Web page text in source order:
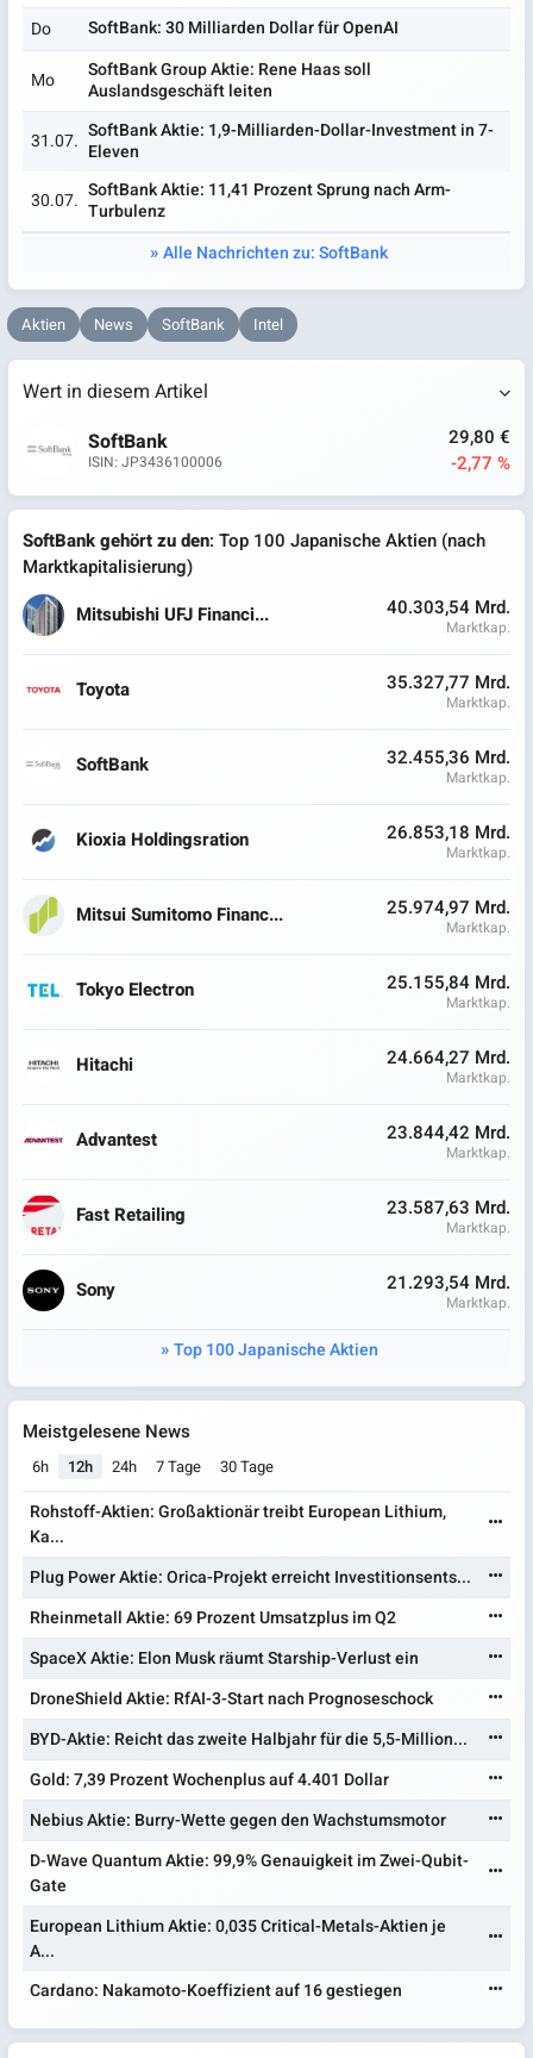
Do SoftBank: 30 Milliarden Dollar für OpenAI
Mo
SoftBank Group Aktie: Rene Haas soll
Auslandsgeschäft leiten
31.07. SoftBank Aktie: 1,9-Milliarden-Dollar-Investment in 7-
Eleven
30.07. SoftBank Aktie: 11,41 Prozent Sprung nach Arm-
Turbulenz
Alle Nachrichten zu: SoftBank
Aktien News SoftBank Intel
Wert in diesem Artikel
SoftBank
ISIN: JP3436100006
29,80 €
-2,77 %
SoftBank gehört zu den: Top 100 Japanische Aktien (nach
Marktkapitalisierung)
Mitsubishi UFJ Financi...
40.303,54 Mrd.
Marktkap.
Toyota 35.327,77 Mrd.
Marktkap.
SoftBank 32.455,36 Mrd.
Marktkap.
Kioxia Holdingsration 26.853,18 Mrd.
Marktkap.
Mitsui Sumitomo Financ... 25.974,97 Mrd.
Marktkap.
Tokyo Electron 25.155,84 Mrd.
Marktkap.
Hitachi 24.664,27 Mrd.
Marktkap.
Advantest 23.844,42 Mrd.
Marktkap.
Fast Retailing 23.587,63 Mrd.
Marktkap.
Sony 21.293,54 Mrd.
Marktkap.
Top 100 Japanische Aktien
Meistgelesene News
6h 12h 24h 7 Tage 30 Tage
Rohstoff-Aktien: Großaktionär treibt European Lithium,
Ka...
Plug Power Aktie: Orica-Projekt erreicht Investitionsents...
Rheinmetall Aktie: 69 Prozent Umsatzplus im Q2
SpaceX Aktie: Elon Musk räumt Starship-Verlust ein
DroneShield Aktie: RfAI-3-Start nach Prognoseschock
BYD-Aktie: Reicht das zweite Halbjahr für die 5,5-Million...
Gold: 7,39 Prozent Wochenplus auf 4.401 Dollar
Nebius Aktie: Burry-Wette gegen den Wachstumsmotor
D-Wave Quantum Aktie: 99,9% Genauigkeit im Zwei-Qubit-
Gate
European Lithium Aktie: 0,035 Critical-Metals-Aktien je
A...
Cardano: Nakamoto-Koeffizient auf 16 gestiegen